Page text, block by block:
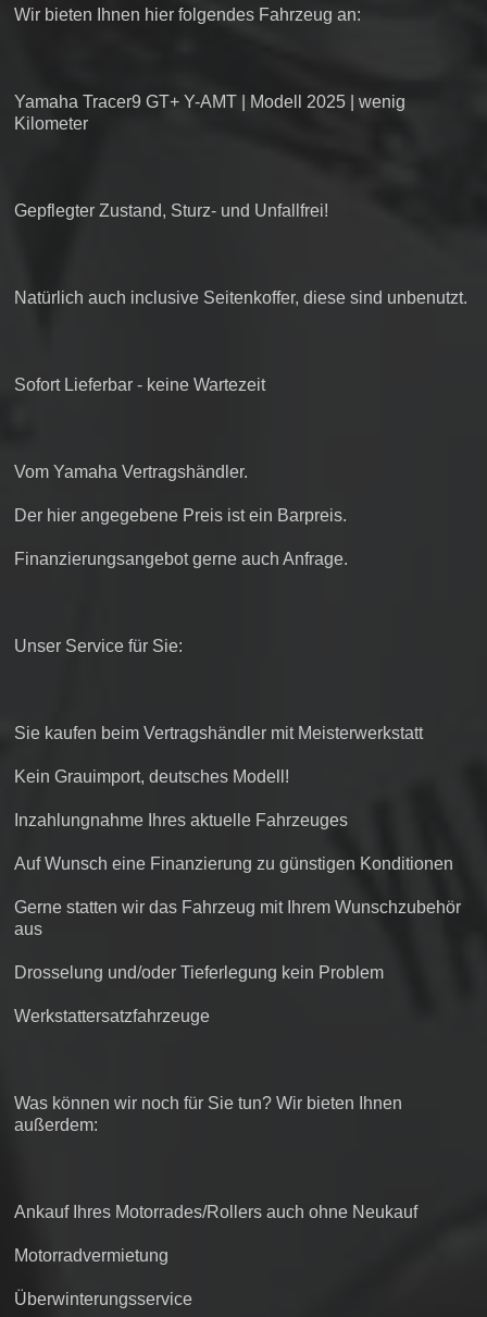
Wir bieten Ihnen hier folgendes Fahrzeug an:
Yamaha Tracer9 GT+ Y-AMT | Modell 2025 | wenig
Kilometer
Gepflegter Zustand, Sturz- und Unfallfrei!
Natürlich auch inclusive Seitenkoffer, diese sind unbenutzt.
Sofort Lieferbar - keine Wartezeit
Vom Yamaha Vertragshändler.
Der hier angegebene Preis ist ein Barpreis.
Finanzierungsangebot gerne auch Anfrage.
Unser Service für Sie:
Sie kaufen beim Vertragshändler mit Meisterwerkstatt
Kein Grauimport, deutsches Modell!
Inzahlungnahme Ihres aktuelle Fahrzeuges
Auf Wunsch eine Finanzierung zu günstigen Konditionen
Gerne statten wir das Fahrzeug mit Ihrem Wunschzubehör
aus
Drosselung und/oder Tieferlegung kein Problem
Werkstattersatzfahrzeuge
Was können wir noch für Sie tun? Wir bieten Ihnen
außerdem:
Ankauf Ihres Motorrades/Rollers auch ohne Neukauf
Motorradvermietung
Überwinterungsservice